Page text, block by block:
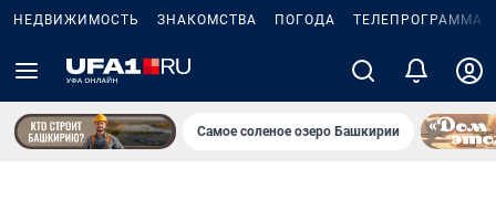
НЕДВИЖИМОСТЬ ЗНАКОМСТВА ПОГОДА ТЕЛЕПРОГРАММА
Самое соленое озеро Башкирии